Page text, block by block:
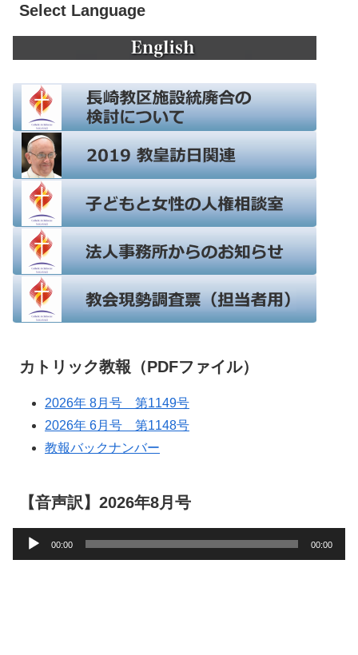
Select Language
カトリック教報（PDFファイル）
2026年 8月号 第1149号
2026年 6月号 第1148号
教報バックナンバー
【音声訳】2026年8月号
声
00:00 00:00